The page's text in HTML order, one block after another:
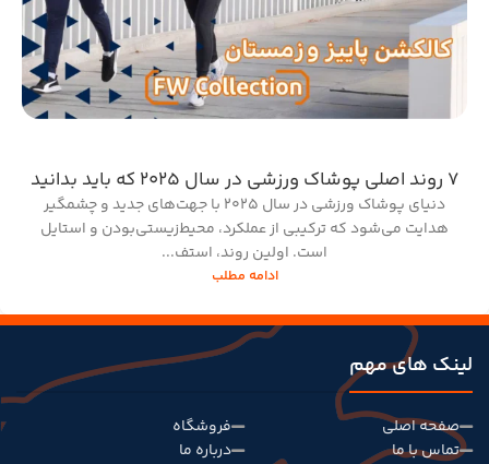
۷ روند اصلی پوشاک ورزشی در سال ۲۰۲۵ که باید بدانید
دنیای پوشاک ورزشی در سال ۲۰۲۵ با جهت‌های جدید و چشمگیر
هدایت می‌شود که ترکیبی از عملکرد، محیط‌زیستی‌بودن و استایل
است. اولین روند، استف...
ادامه مطلب
لینک های مهم
صفحه اصلی
تماس با ما
فروشگاه
درباره ما